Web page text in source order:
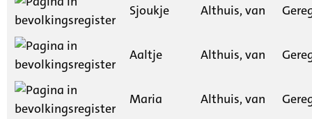
Sjoukje Althuis, van
Aaltje Althuis, van
Maria Althuis, van